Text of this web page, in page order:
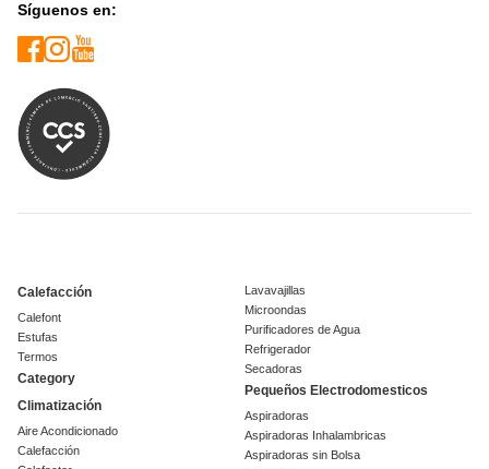
Síguenos en:
Calefacción
Calefont
Estufas
Termos
Category
Climatización
Aire Acondicionado
Calefacción
Lavavajillas
Microondas
Purificadores de Agua
Refrigerador
Secadoras
Pequeños Electrodomesticos
Aspiradoras
Aspiradoras Inhalambricas
Aspiradoras sin Bolsa